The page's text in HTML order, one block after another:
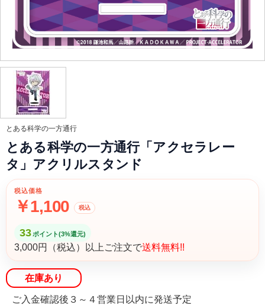
とある科学の一方通行
とある科学の一方通行「アクセラレー
タ」アクリルスタンド
税込価格
￥1,100 税込
33 ポイント(3%還元)
3,000円（税込）以上ご注文で送料無料!!
在庫あり
ご入金確認後３～４営業日以内に発送予定